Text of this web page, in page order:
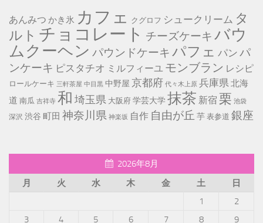
あんみつ かき氷 カフェ クグロフ シュークリーム タ
ルト チョコレート チーズケーキ バウ
ムクーヘン パウンドケーキ パフェ パン パ
ンケーキ ピスタチオ ミルフィーユ モンブラン レシピ
ロールケーキ 三軒茶屋 中目黒 中野屋 京都府 代々木上原 兵庫県 北海
道 南瓜 吉祥寺 和 埼玉県 大阪府 学芸大学抹茶 新宿 栗 池袋
深沢 渋谷 町田 神奈川県 神楽坂 自作 自由が丘 芋 表参道 銀座
2026年8月
月
火 水 木 金 土
日
1
2
3
4 5 6 7 8 9